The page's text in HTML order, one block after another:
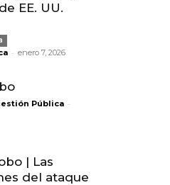
EE. UU.
- enero 7, 2026
Pública -
| Las
del ataque